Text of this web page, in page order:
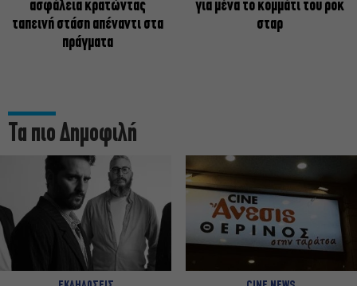
ασφάλεια κρατώντας
ταπεινή στάση απέναντι στα
πράγματα
για μένα το κομμάτι του ροκ
σταρ
Τα πιο Δημοφιλή